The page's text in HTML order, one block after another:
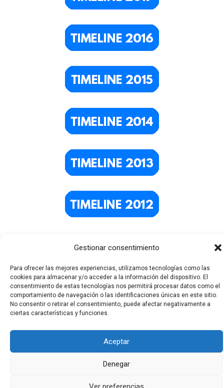
Gestionar consentimiento
Para ofrecer las mejores experiencias, utilizamos tecnologías como las
cookies para almacenar y/o acceder a la información del dispositivo. El
consentimiento de estas tecnologías nos permitirá procesar datos como el
comportamiento de navegación o las identificaciones únicas en este sitio.
No consentir o retirar el consentimiento, puede afectar negativamente a
ciertas características y funciones.
Aceptar
Denegar
Todos los derechos © 2026 El Funerario Digital | Funciona